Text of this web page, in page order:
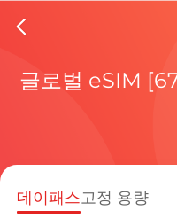
현
글로벌 eSIM
데이패스고정 용량